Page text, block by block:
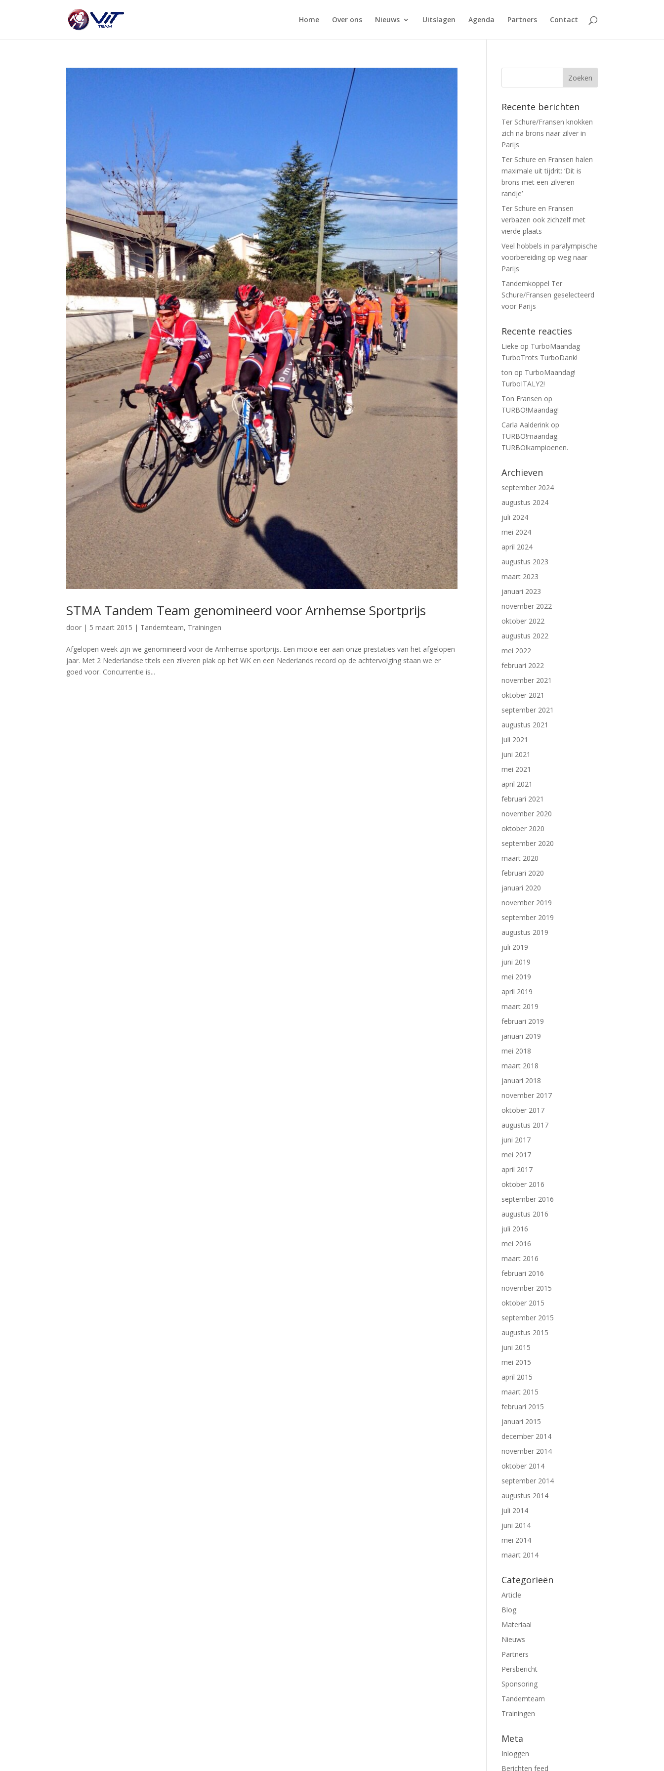
Home Over ons Nieuws Uitslagen Agenda Partners Contact
STMA Tandem Team genomineerd voor Arnhemse Sportprijs
door | 5 maart 2015 | Tandemteam, Trainingen
Afgelopen week zijn we genomineerd voor de Arnhemse sportprijs. Een mooie eer aan onze prestaties van het afgelopen
jaar. Met 2 Nederlandse titels een zilveren plak op het WK en een Nederlands record op de achtervolging staan we er
goed voor. Concurrentie is...
Recente berichten
Ter Schure/Fransen knokken
zich na brons naar zilver in
Parijs
Ter Schure en Fransen halen
maximale uit tijdrit: ‘Dit is
brons met een zilveren
randje’
Ter Schure en Fransen
verbazen ook zichzelf met
vierde plaats
Veel hobbels in paralympische
voorbereiding op weg naar
Parijs
Tandemkoppel Ter
Schure/Fransen geselecteerd
voor Parijs
Recente reacties
Lieke op TurboMaandag
TurboTrots TurboDank!
ton op TurboMaandag!
TurboITALY2!
Ton Fransen op
TURBO!Maandag!
Carla Aalderink op
TURBO!maandag.
TURBO!kampioenen.
Archieven
september 2024
augustus 2024
juli 2024
mei 2024
april 2024
augustus 2023
maart 2023
januari 2023
november 2022
oktober 2022
augustus 2022
mei 2022
februari 2022
november 2021
oktober 2021
september 2021
augustus 2021
juli 2021
juni 2021
mei 2021
april 2021
februari 2021
november 2020
oktober 2020
september 2020
maart 2020
februari 2020
januari 2020
november 2019
september 2019
augustus 2019
juli 2019
juni 2019
mei 2019
april 2019
maart 2019
februari 2019
januari 2019
mei 2018
maart 2018
januari 2018
november 2017
oktober 2017
augustus 2017
juni 2017
mei 2017
april 2017
oktober 2016
september 2016
augustus 2016
juli 2016
mei 2016
maart 2016
februari 2016
november 2015
oktober 2015
september 2015
augustus 2015
juni 2015
mei 2015
april 2015
maart 2015
februari 2015
januari 2015
december 2014
november 2014
oktober 2014
september 2014
augustus 2014
juli 2014
juni 2014
mei 2014
maart 2014
Categorieën
Article
Blog
Materiaal
Nieuws
Partners
Persbericht
Sponsoring
Tandemteam
Trainingen
Meta
Inloggen
Berichten feed